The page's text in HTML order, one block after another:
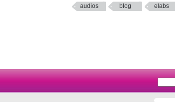
audios blog elabs